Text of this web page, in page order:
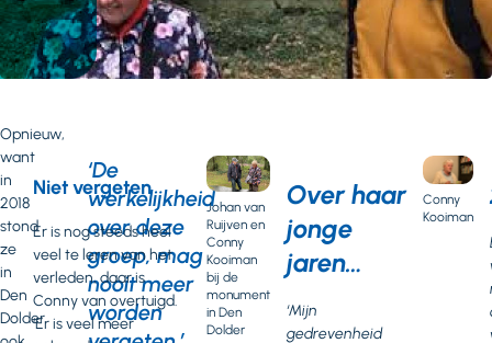
Opnieuw,
want
in
2018
stond
ze
in
Den
Dolder
‘De
werkelijkheid
over deze
groep, mag
nooit meer
worden
Niet vergeten
Er is nog steeds heel
veel te leren van het
verleden, daar is
Conny van overtuigd.
‘Er is veel meer
Johan van
Ruijven en
Conny
Kooiman
bij de
monument
in Den
Dolder
Over haar
jonge
jaren…
‘Mijn
gedrevenheid
Conny
Kooiman